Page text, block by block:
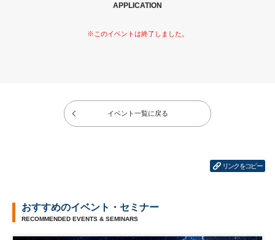
APPLICATION
イベント一覧に戻る
リンクをコピー
おすすめのイベント・セミナー
RECOMMENDED EVENTS & SEMINARS